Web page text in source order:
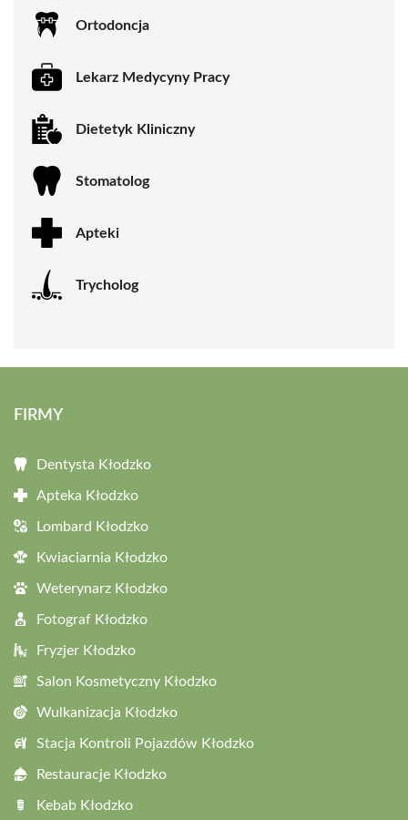
Ortodoncja
Lekarz Medycyny Pracy
Dietetyk Kliniczny
Stomatolog
Apteki
Trycholog
FIRMY
Dentysta Kłodzko
Apteka Kłodzko
Lombard Kłodzko
Kwiaciarnia Kłodzko
Weterynarz Kłodzko
Fotograf Kłodzko
Fryzjer Kłodzko
Salon Kosmetyczny Kłodzko
Wulkanizacja Kłodzko
Stacja Kontroli Pojazdów Kłodzko
Restauracje Kłodzko
Kebab Kłodzko